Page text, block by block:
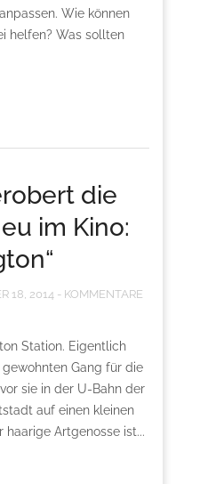
Wie können
helfen? Was sollten
die
im Kino:
18, 2014 - KOMMENTARE
Station. Eigentlich
Gang für die
sie in der U-Bahn der
auf einen kleinen
haarige Artgenosse ist...